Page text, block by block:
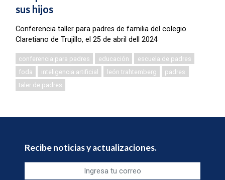
sus hijos
Conferencia taller para padres de familia del colegio
Claretiano de Trujillo, el 25 de abril dell 2024
conferencia para padres educación
escuela de padres
foda
inteligencia artificial león trahtemberg
padres
taler de padres
Recibe noticias y actualizaciones.